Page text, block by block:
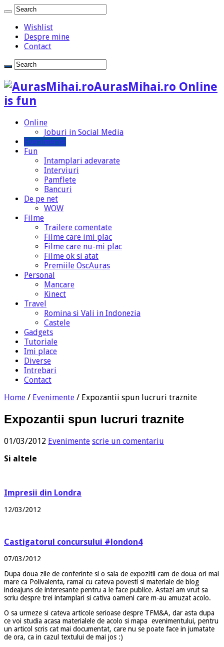
Wishlist
Despre mine
Contact
AurasMihai.ro Online
is fun
Online
Joburi in Social Media
Evenimente
Fun
Intamplari adevarate
Interviuri
Pamflete
Bancuri
De pe net
WOW
Filme
Trailere comentate
Filme care imi plac
Filme care nu-mi plac
Filme ok si atat
Premiile OscAuras
Personal
Mancare
Kinect
Travel
Romina si Vali in Indonezia
Castele
Gadgets
Tutoriale
Imi place
Diverse
Intrebari
Contact
Home / Evenimente / Expozantii spun lucruri traznite
Expozantii spun lucruri traznite
01/03/2012 Evenimente scrie un comentariu
Si altele
Impresii din Londra
12/03/2012
Castigatorul concursului #london4
07/03/2012
Dupa doua zile de conferinte si o sala de expozitii cam de doua ori mai
mare ca Polivalenta, ramai cu cateva povesti si materiale de blog
indeajuns de interesante pentru a le face publice. Astazi am vrut sa
scriu despre trei intamplari si cativa oameni care m-au amuzat acolo.
O sa urmeze si cateva articole serioase despre TFM&A, dar asta dupa
ce voi studia acasa materialele de acolo si mapa evenimentului, pentru
un articol scris cat mai documentat, care nu se poate face in jumatate
de ora, ca in cazul textului de mai jos :)